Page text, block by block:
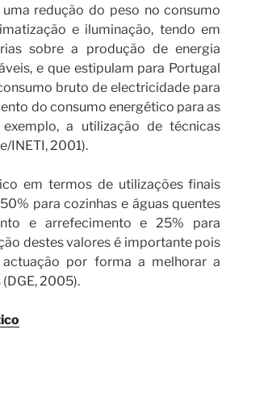
redução do peso no consumo
e iluminação, tendo em
sobre a produção de energia
e que estipulam para Portugal
bruto de electricidade para
do consumo energético para as
a utilização de técnicas
INETI, 2001).
em termos de utilizações finais
para cozinhas e águas quentes
e arrefecimento e 25% para
destes valores é importante pois
por forma a melhorar a
2005).